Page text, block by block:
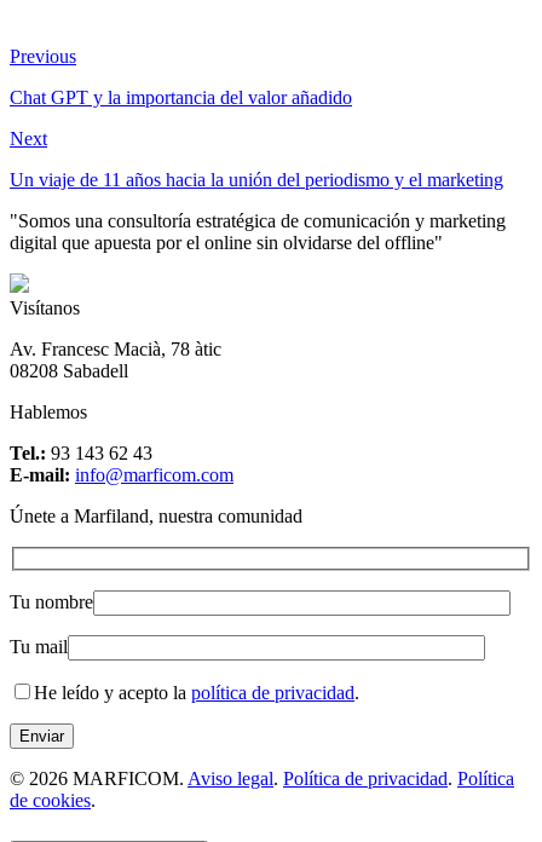
Previous
Chat GPT y la importancia del valor añadido
Next
Un viaje de 11 años hacia la unión del periodismo y el marketing
"Somos una consultoría estratégica de comunicación y marketing
digital que apuesta por el online sin olvidarse del offline"
Visítanos
Av. Francesc Macià, 78 àtic
08208 Sabadell
Hablemos
Tel.: 93 143 62 43
E-mail: info@marficom.com
Únete a Marfiland, nuestra comunidad
Tu nombre
Tu mail
He leído y acepto la política de privacidad.
© 2026 MARFICOM. Aviso legal. Política de privacidad. Política
de cookies.